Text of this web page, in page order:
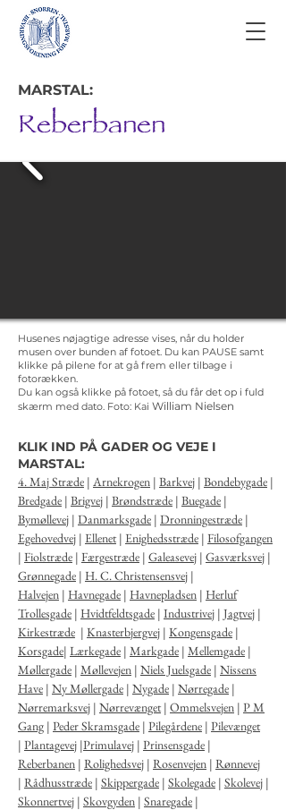
MARSTAL:
Reberbanen
Husenes nøjagtige adresse vises, når du holder
musen over bunden af fotoet. Du kan PAUSE samt
klikke på pilene for at gå frem eller tilbage i
fotorækken.
Du kan også klikke på fotoet, så du får det op i fuld
skærm med dato. Foto: Kai William Nielsen
KLIK IND PÅ GADER OG VEJE I
MARSTAL:
4. Maj Stræde | Arnekrogen | Barkvej | Bondebygade |
Bredgade | Brigvej | Brøndstræde | Buegade |
Bymøllevej | Danmarksgade | Dronningestræde |
Egehovedvej | Ellenet| Enighedsstræde | Filosofgangen
| Fiolstræde | Færgestræde | Galeasevej | Gasværksvej |
Grønnegade | H. C. Christensensvej |
Halvejen | Havnegade | Havnepladsen | Herluf
Trollesgade | Hvidtfeldtsgade | Industrivej | Jagtvej |
Kirkestræde | Knasterbjergvej | Kongensgade |
Korsgade| Lærkegade | Markgade | Mellemgade |
Møllergade | Møllevejen | Niels Juelsgade | Nissens
Have | Ny Møllergade | Nygade | Nørregade |
Nørremarksvej | Nørrevænget| Ommelsvejen | P M
Gang | Peder Skramsgade | Pilegårdene | Pilevænget
| Plantagevej |Primulavej | Prinsensgade |
Reberbanen | Rolighedsvej | Rosenvejen | Rønnevej
| Rådhusstræde | Skippergade | Skolegade | Skolevej |
Skonnertvej | Skovgyden | Snaregade |